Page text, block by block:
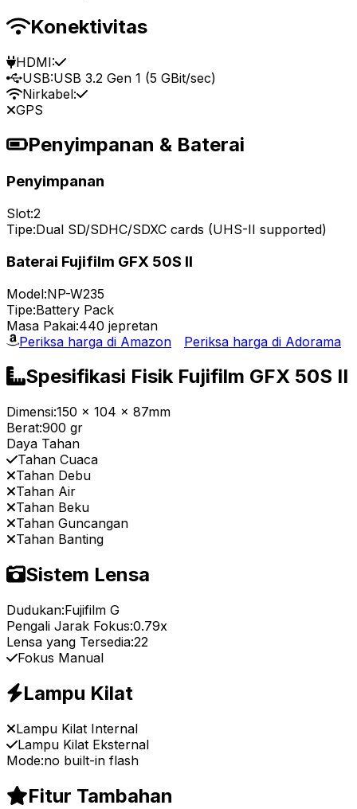
Konektivitas
HDMI:
USB:USB 3.2 Gen 1 (5 GBit/sec)
Nirkabel:
GPS
Penyimpanan & Baterai
Penyimpanan
Slot:2
Tipe:Dual SD/SDHC/SDXC cards (UHS-II supported)
Baterai Fujifilm GFX 50S II
Model:NP-W235
Tipe:Battery Pack
Masa Pakai:440 jepretan
Periksa harga di Amazon
Periksa harga di Adorama
Spesifikasi Fisik Fujifilm GFX 50S II
Dimensi:150 x 104 x 87mm
Berat:900 gr
Daya Tahan
Tahan Cuaca
Tahan Debu
Tahan Air
Tahan Beku
Tahan Guncangan
Tahan Banting
Sistem Lensa
Dudukan:Fujifilm G
Pengali Jarak Fokus:0.79x
Lensa yang Tersedia:22
Fokus Manual
Lampu Kilat
Lampu Kilat Internal
Lampu Kilat Eksternal
Mode:no built-in flash
Fitur Tambahan